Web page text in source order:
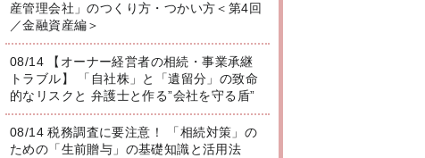
産管理会社」のつくり方・つかい方＜第4回
／金融資産編＞
08/14 【オーナー経営者の相続・事業承継
トラブル】 「自社株」と「遺留分」の致命
的なリスクと 弁護士と作る”会社を守る盾”
08/14 税務調査に要注意！ 「相続対策」の
ための「生前贈与」の基礎知識と活用法